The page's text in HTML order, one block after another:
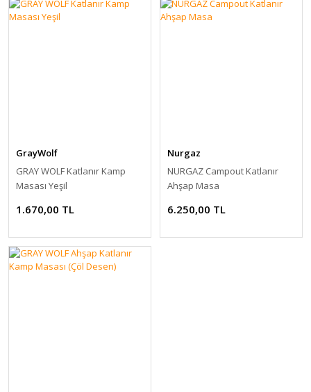
GrayWolf
GRAY WOLF Katlanır Kamp
Masası Yeşil
1.670,00 TL
Nurgaz
NURGAZ Campout Katlanır
Ahşap Masa
6.250,00 TL